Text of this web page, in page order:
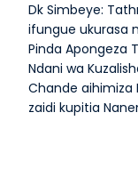
Dk Simbeye:
ifungue ukurasa
Pinda Apongeza
Ndani wa
Chande aihimiza
zaidi kupitia